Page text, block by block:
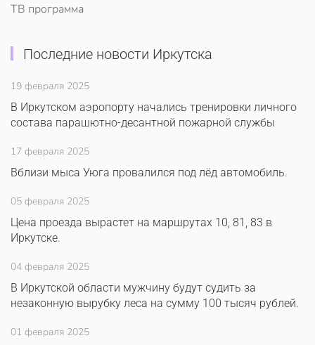
ТВ программа
Последние новости Иркутска
19 февраля 2025
В Иркутском аэропорту начались тренировки личного
состава парашютно-десантной пожарной службы
17 февраля 2025
Вблизи мыса Уюга провалился под лёд автомобиль.
05 февраля 2025
Цена проезда вырастет на маршрутах 10, 81, 83 в
Иркутске.
04 февраля 2025
В Иркутской области мужчину будут судить за
незаконную вырубку леса на сумму 100 тысяч рублей.
01 февраля 2025